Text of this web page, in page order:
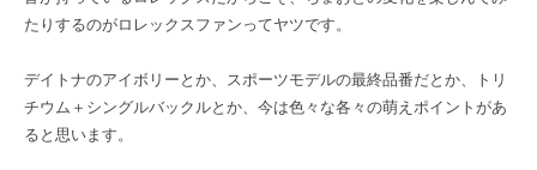
たりするのがロレックスファンってヤツです。
デイトナのアイボリーとか、スポーツモデルの最終品番だとか、トリ
チウム＋シングルバックルとか、今は色々な各々の萌えポイントがあ
ると思います。